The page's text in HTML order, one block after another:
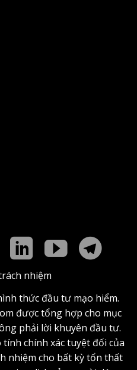
nhiệm
thức đầu tư mạo hiểm.
được tổng hợp cho mục
phải lời khuyên đầu tư.
chính xác tuyệt đối của
nhiệm cho bất kỳ tổn thất